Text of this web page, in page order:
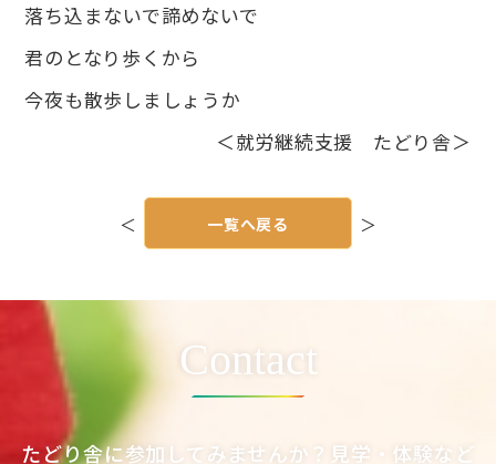
落ち込まないで諦めないで
君のとなり歩くから
今夜も散歩しましょうか
＜就労継続支援 たどり舎＞
シ
＜ ＞
一覧へ戻る
Contact
たどり舎に参加してみませんか？見学・体験など